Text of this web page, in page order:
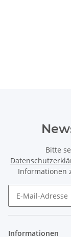
Bitte
Informationen
Informationen